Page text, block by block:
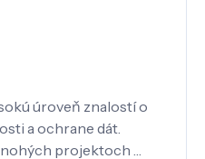
úroveň znalostí o
a ochrane dát.
projektoch …